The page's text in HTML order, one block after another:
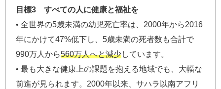
目標3 すべての人に健康と福祉を
• 全世界の5歳未満の幼児死亡率は、2000年から2016
年にかけて47%低下し、5歳未満の死者数も合計で
990万人から560万人へと減少しています。
• 最も大きな健康上の課題を抱える地域でも、大幅な
前進が見られます。2000年以来、サハラ以南アフリ